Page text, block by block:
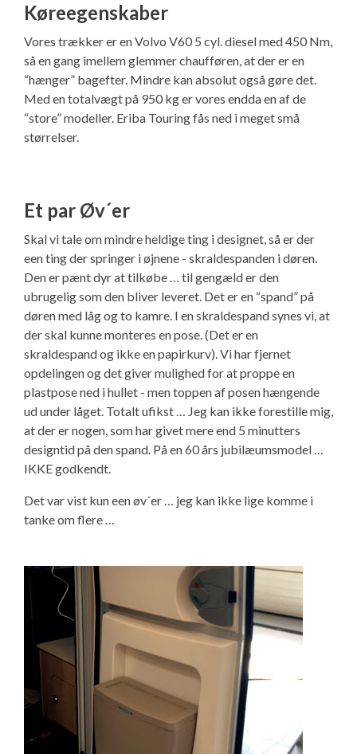
Køreegenskaber
Vores trækker er en Volvo V60 5 cyl. diesel med 450 Nm,
så en gang imellem glemmer chaufføren, at der er en
“hænger” bagefter. Mindre kan absolut også gøre det.
Med en totalvægt på 950 kg er vores endda en af de
“store” modeller. Eriba Touring fås ned i meget små
størrelser.
Et par Øv´er
Skal vi tale om mindre heldige ting i designet, så er der
een ting der springer i øjnene - skraldespanden i døren.
Den er pænt dyr at tilkøbe … til gengæld er den
ubrugelig som den bliver leveret. Det er en “spand” på
døren med låg og to kamre. I en skraldespand synes vi, at
der skal kunne monteres en pose. (Det er en
skraldespand og ikke en papirkurv). Vi har fjernet
opdelingen og det giver mulighed for at proppe en
plastpose ned i hullet - men toppen af posen hængende
ud under låget. Totalt ufikst … Jeg kan ikke forestille mig,
at der er nogen, som har givet mere end 5 minutters
designtid på den spand. På en 60 års jubilæumsmodel …
IKKE godkendt.
Det var vist kun een øv´er … jeg kan ikke lige komme i
tanke om flere …